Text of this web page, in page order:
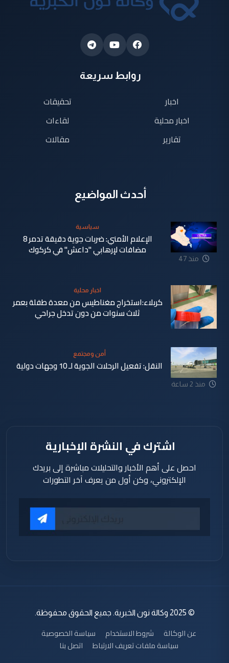
روابط سريعة
اخبار
اخبار محلية
تقارير
تحقيقات
لقاءات
مقالات
أحدث المواضيع
منذ 47
سياسية
الإعلام الأمني: ضربات جوية دقيقة تدمر 8
مضافات لإرهابي "داعش" في كركوك
منذ 53
دقيقة
اخبار محلية
كربلاء:استخراج مغناطيس من معدة طفلة بعمر
ثلاث سنوات من دون تدخل جراحي
منذ 2 ساعة
أمن ومجتمع
النقل: تفعيل الرحلات الجوية لـ 10 وجهات دولية
اشترك في النشرة الإخبارية
احصل على أهم الأخبار والتحليلات مباشرة إلى بريدك
الإلكتروني، وكن أول من يعرف آخر التطورات
© 2025 وكالة نون الخبرية. جميع الحقوق محفوظة.
عن الوكالة شروط الاستخدام
سياسة الخصوصية
سياسة ملفات تعريف الارتباط
اتصل بنا